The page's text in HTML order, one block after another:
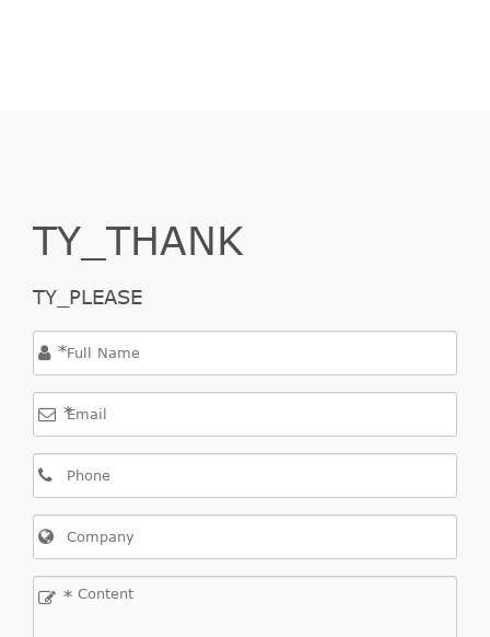
TY_THANK
TY_PLEASE
*
*
*